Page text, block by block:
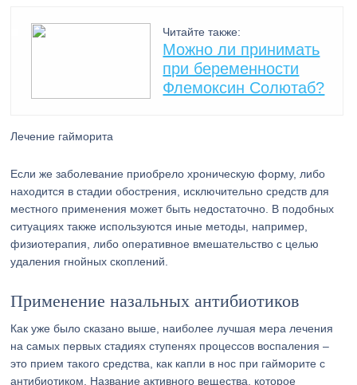
Читайте также:
Можно ли принимать
при беременности
Флемоксин Солютаб?
Лечение гайморита
Если же заболевание приобрело хроническую форму, либо
находится в стадии обострения, исключительно средств для
местного применения может быть недостаточно. В подобных
ситуациях также используются иные методы, например,
физиотерапия, либо оперативное вмешательство с целью
удаления гнойных скоплений.
Применение назальных антибиотиков
Как уже было сказано выше, наиболее лучшая мера лечения
на самых первых стадиях ступенях процессов воспаления –
это прием такого средства, как капли в нос при гайморите с
антибиотиком. Название активного вещества, которое